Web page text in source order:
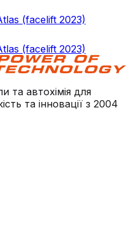
(facelift 2023)
(facelift 2023)
та автохімія для
та інновації з 2004